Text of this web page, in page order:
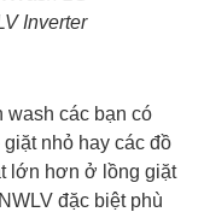
Inverter
wash các bạn có
nhỏ hay các đồ
lớn hơn ở lồng giặt
đặc biệt phù